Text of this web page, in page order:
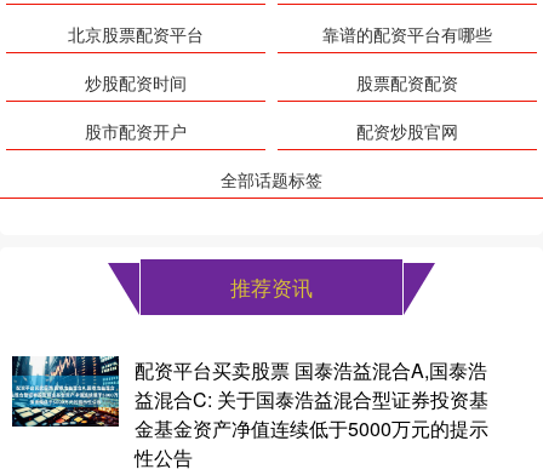
北京股票配资平台
靠谱的配资平台有哪些
炒股配资时间
股票配资配资
股市配资开户
配资炒股官网
全部话题标签
推荐资讯
配资平台买卖股票 国泰浩益混合A,国泰浩
益混合C: 关于国泰浩益混合型证券投资基
金基金资产净值连续低于5000万元的提示
性公告